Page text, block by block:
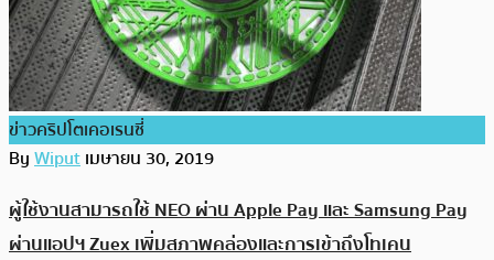
ข่าวคริปโตเคอเรนซี่
ByWiputเมษายน 30, 2019
ผู้ใช้งานสามารถใช้ NEO ผ่าน Apple Pay และ Samsung Pay
ผ่านแอปฯ Zuex เพิ่มสภาพคล่องและการเข้าถึงโทเคน